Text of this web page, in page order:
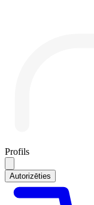
Profils
Autorizēties